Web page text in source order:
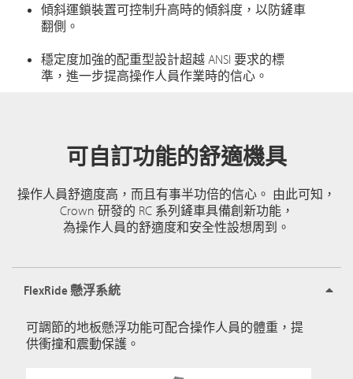
傾斜運鎖裝置可控制升高時的傾斜度，以防鏟車
翻側。
穩定度加強的配重型設計超越 ANSI 要求的標
準，進一步提高操作人員作業時的信心。
可自訂功能的舒適機具
操作人員舒適度高，而且有事半功倍的信心。 由此可知，
Crown 研發的 RC 系列鏟車具備創新功能，
為操作人員的舒適度和安全性設想周到。
FlexRide 懸浮系統
可調節的地板懸浮功能可配合操作人員的體重，提
供衝撞和震動保護。